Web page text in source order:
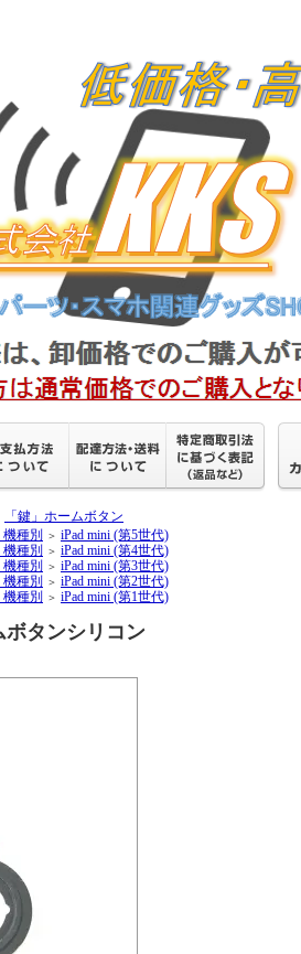
「鍵」ホームボタン
機種別 ＞ iPad mini (第5世代)
機種別 ＞ iPad mini (第4世代)
機種別 ＞ iPad mini (第3世代)
機種別 ＞ iPad mini (第2世代)
機種別 ＞ iPad mini (第1世代)
タンシリコン